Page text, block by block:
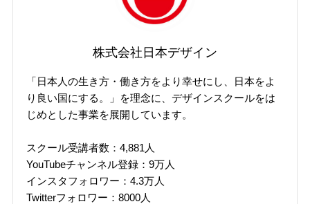
株式会社日本デザイン
「日本人の生き方・働き方をより幸せにし、日本をよ
り良い国にする。」を理念に、デザインスクールをは
じめとした事業を展開しています。
スクール受講者数：4,881人
YouTubeチャンネル登録：9万人
インスタフォロワー：4.3万人
Twitterフォロワー：8000人